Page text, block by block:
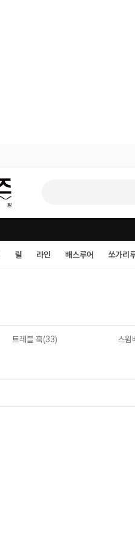
릴 라인 배스루어 쏘가리
트레블 훅(33) 스윔